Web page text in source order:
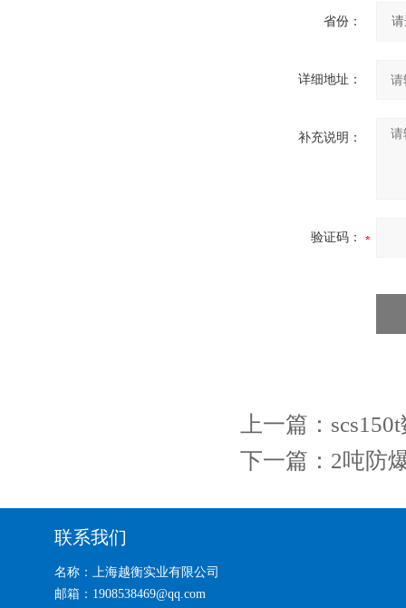
省份：
详细地址：
补充说明：
验证码：
上一篇：
下一篇： 2吨防
联系我们
名称：上海越衡实业有限公司
邮箱：1908538469@qq.com